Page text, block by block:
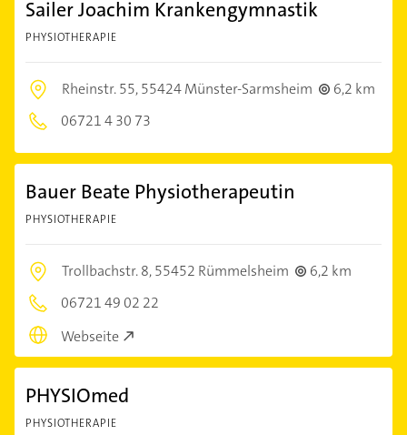
Sailer Joachim Krankengymnastik
PHYSIOTHERAPIE
Rheinstr. 55,55424 Münster-Sarmsheim
6,2 km
06721 4 30 73
Bauer Beate Physiotherapeutin
PHYSIOTHERAPIE
Trollbachstr. 8,55452 Rümmelsheim
6,2 km
06721 49 02 22
Webseite
PHYSIOmed
PHYSIOTHERAPIE